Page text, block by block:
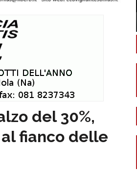
del 30%,
fianco delle